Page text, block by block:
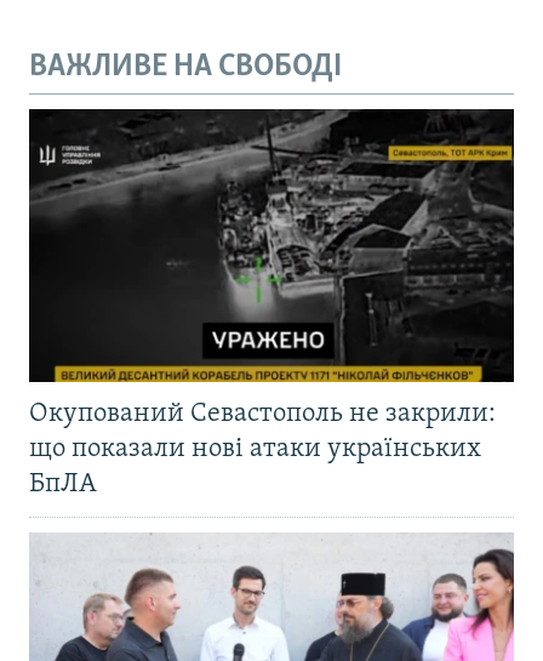
ВАЖЛИВЕ НА СВОБОДІ
Окупований Севастополь не закрили:
що показали нові атаки українських
БпЛА